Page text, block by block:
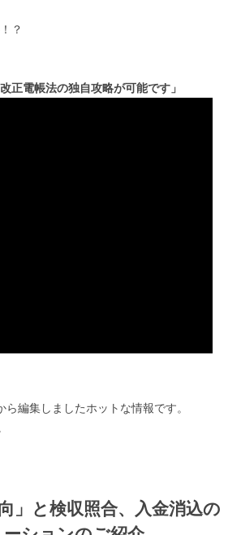
？
電帳法の独自攻略が可能です」
編集しましたホットな情報です。
」と検収照合、入金消込の